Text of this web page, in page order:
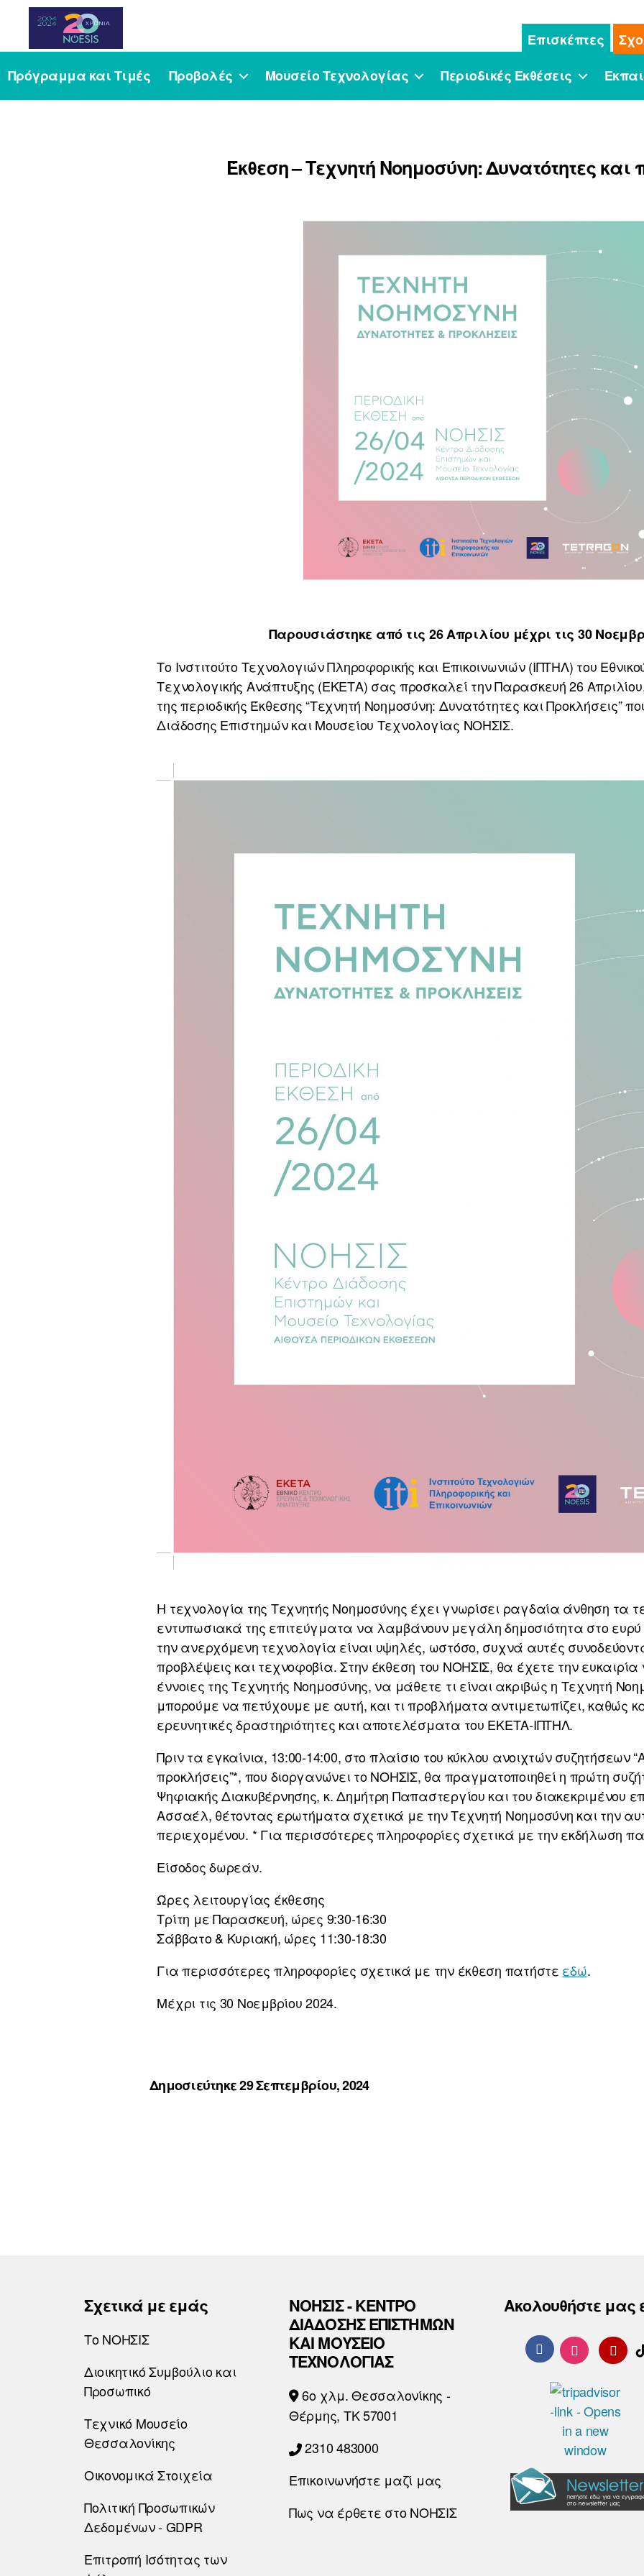
Noesis
Επισκέπτες
Πρόγραμμα και Τιμές
Προβολές Μουσείο Τεχνολογίας Περιοδικές Εκθέσεις
Έκθεση – Τεχνητή Νοημοσύνη: Δυνατότητες και
Παρουσιάστηκε από τις 26 Απριλίου μέχρι τις 30
Το Ινστιτούτο Τεχνολογιών Πληροφορικής και Επικοινωνιών (ΙΠΤΗΛ) του
Τεχνολογικής Ανάπτυξης (ΕΚΕΤΑ) σας προσκαλεί την Παρασκευή 26
της περιοδικής Έκθεσης “Τεχνητή Νοημοσύνη: Δυνατότητες και Προκλήσεις”
Διάδοσης Επιστημών και Μουσείου Τεχνολογίας ΝΟΗΣΙΣ.
Η τεχνολογία της Τεχνητής Νοημοσύνης έχει γνωρίσει ραγδαία άνθηση τα
εντυπωσιακά της επιτεύγματα να λαμβάνουν μεγάλη δημοσιότητα στο ευρύ
την ανερχόμενη τεχνολογία είναι υψηλές, ωστόσο, συχνά αυτές
προβλέψεις και τεχνοφοβία. Στην έκθεση του ΝΟΗΣΙΣ, θα έχετε την ευκαιρία
έννοιες της Τεχνητής Νοημοσύνης, να μάθετε τι είναι ακριβώς η Τεχνητή
μπορούμε να πετύχουμε με αυτή, και τι προβλήματα αντιμετωπίζει, καθώς
ερευνητικές δραστηριότητες και αποτελέσματα του ΕΚΕΤΑ-ΙΠΤΗΛ.
Πριν τα εγκαίνια, 13:00-14:00, στο πλαίσιο του κύκλου ανοιχτών συζητήσεων
προκλήσεις”*, που διοργανώνει το ΝΟΗΣΙΣ, θα πραγματοποιηθεί η πρώτη
Ψηφιακής Διακυβέρνησης, κ. Δημήτρη Παπαστεργίου και του διακεκριμένου
Ασσαέλ, θέτοντας ερωτήματα σχετικά με την Τεχνητή Νοημοσύνη και την
περιεχομένου. * Για περισσότερες πληροφορίες σχετικά με την εκδήλωση
Είσοδος δωρεάν.
Ώρες λειτουργίας έκθεσης
Τρίτη με Παρασκευή, ώρες 9:30-16:30
Σάββατο & Κυριακή, ώρες 11:30-18:30
Για περισσότερες πληροφορίες σχετικά με την έκθεση πατήστε εδώ.
Μέχρι τις 30 Νοεμβρίου 2024.
Δημοσιεύτηκε 29 Σεπτεμβρίου, 2024
Σχετικά με εμάς
Το ΝΟΗΣΙΣ
Διοικητικό Συμβούλιο και
Προσωπικό
Τεχνικό Μουσείο
Θεσσαλονίκης
Οικονομικά Στοιχεία
Πολιτική Προσωπικών
Δεδομένων - GDPR
Επιτροπή Ισότητας των
ΝΟΗΣΙΣ - ΚΕΝΤΡΟ
ΔΙΑΔΟΣΗΣ ΕΠΙΣΤΗΜΩΝ
ΚΑΙ ΜΟΥΣΕΙΟ
ΤΕΧΝΟΛΟΓΙΑΣ
6o χλμ. Θεσσαλονίκης -
Θέρμης, ΤΚ 57001
2310 483000
Επικοινωνήστε μαζί μας
Πως να έρθετε στο ΝΟΗΣΙΣ
Ακολουθήστε μας